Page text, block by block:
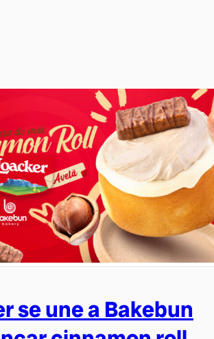
se une a Bakebun